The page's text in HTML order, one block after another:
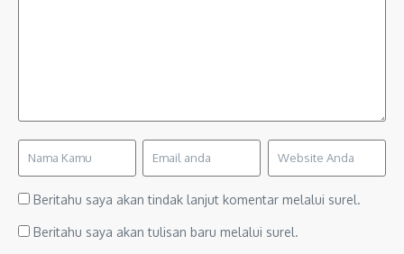
Beritahu saya akan tindak lanjut komentar melalui surel.
Beritahu saya akan tulisan baru melalui surel.